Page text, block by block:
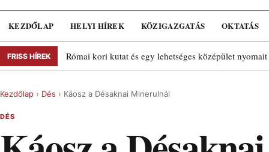
KEZDŐLAP HELYI HÍREK KÖZIGAZGATÁS OKTATÁS
FRISS HÍREK Római kori kutat és egy lehetséges középület
Kezdőlap › Dés › Káosz a Désaknai Minerulnál
DÉS